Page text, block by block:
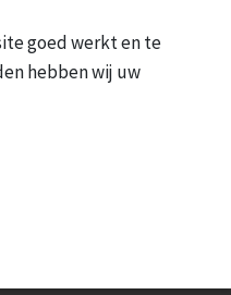
goed werkt en te
hebben wij uw